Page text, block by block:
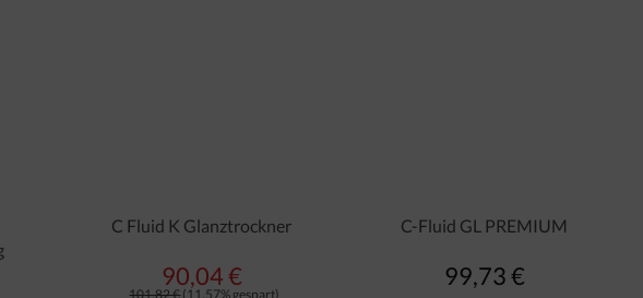
C Fluid K Glanztrockner
Verkaufspreis:
90,04 €
Regulärer Preis:
101,82 €(11.57% gespart)
C-Fluid GL PREMIUM
Regulärer Preis:
99,73 €